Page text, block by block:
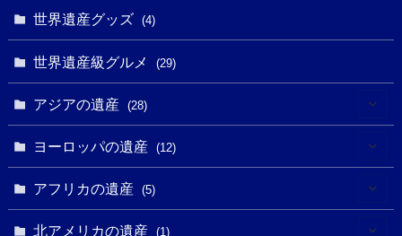
(18)
(3) (2)
(5)
(1)
(5)
(2)
(5)
(19)
(8)
世界遺産グッズ (4)
世界遺産級グルメ (29)
アジアの遺産 (28)
(1)
ヨーロッパの遺産 (12)
(2)
(1)
アフリカの遺産 (5)
北アメリカの遺産 (1)